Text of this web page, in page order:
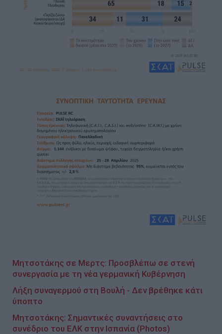
Μητσοτάκης σε Μερτς: Προσβλέπω σε στενή
συνεργασία με τη νέα γερμανική Κυβέρνηση
Λήξη συναγερμού στη Βουλή - Δεν βρέθηκε κάτι
ύποπτο
Μητσοτάκης: Σημαντικές συναντήσεις στο
συνέδριο του ΕΛΚ στην Ισπανία (Photos)